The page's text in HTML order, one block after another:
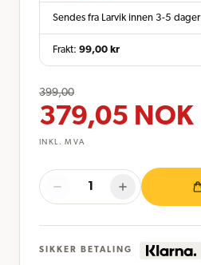
Sendes fra Larvik innen 3-5 dager
Frakt: 99,00 kr
399,00
379,05 NOK
INKL. MVA
SIKKER BETALING